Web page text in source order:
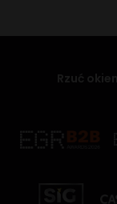
Rzuć